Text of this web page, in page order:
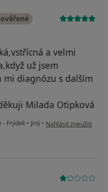
a velmi
už jsem
mi diagnózu s dalším
Milada Otipková
- Frýdek • Jiný • podle názoru
Nahlásit zneužití